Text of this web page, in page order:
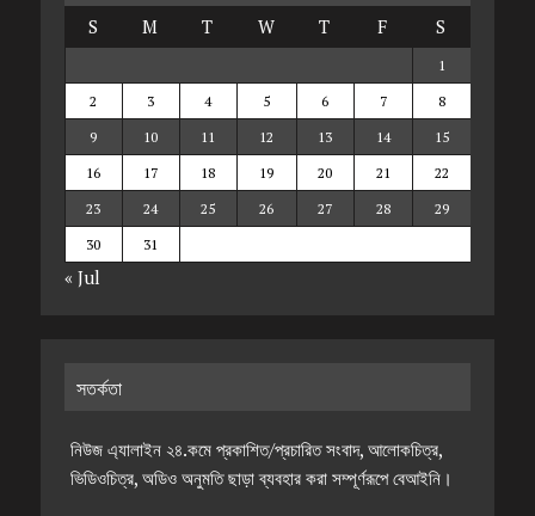
S
M T W T F S
1
2
3 4 5 6 7
8
9
10 11 12 13 14
15
16
17 18 19 20 21
22
23
24 25 26 27 28
29
30
31
« Jul
সতর্কতা
নিউজ এ্যালাইন ২৪.কমে প্রকাশিত/প্রচারিত সংবাদ, আলোকচিত্র,
ভিডিওচিত্র, অডিও অনুমতি ছাড়া ব্যবহার করা সম্পূর্ণরূপে বেআইনি।